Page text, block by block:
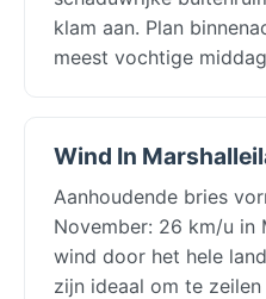
klam aan. Plan
meest vochtige
Wind In
Aanhoudende bries
November: 26 km/u in
wind door het hele
zijn ideaal om te